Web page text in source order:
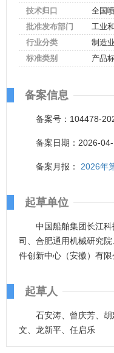
技术归口
全国
批准发布部门
工业
行业分类
制造业
标准类别
产品
备案信息
备案号：104478-
备案日期：2026-
备案月报： 2026年
起草单位
中国船舶集团长江
司、合肥通用机械研究
件创新中心（安徽）有限
起草人
石安涛、曾庆芳、
文、龙新平、任启乐